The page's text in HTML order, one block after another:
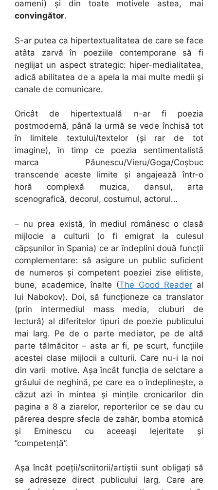
oameni) și din toate motivele astea, mai
convingător.
S-ar putea ca hipertextualitatea de care se face
atâta zarvă în poeziile contemporane să fi
neglijat un aspect strategic: hiper-medialitatea,
adică abilitatea de a apela la mai multe medii și
canale de comunicare.
Oricât de hipertextuală n-ar fi poezia
postmodernă, până la urmă se vede închisă tot
în limitele textului/textelor (și rar de tot
imagine), în timp ce poezia sentimentalistă
marca Păunescu/Vieru/Goga/Coșbuc
transcende aceste limite și angajează într-o
horă complexă muzica, dansul, arta
scenografică, decorul, costumul, actorul…
– nu prea există, în mediul românesc o clasă
mijlocie a culturii (o fi emigrat la culesul
căpșunilor în Spania) ce ar îndeplini două funcții
complementare: să asigure un public suficient
de numeros și competent poeziei zise elitiste,
bune, academice, înalte (The Good Reader al
lui Nabokov). Doi, să funcționeze ca translator
(prin intermediul mass media, cluburi de
lectură) al diferitelor tipuri de poezie publicului
mai larg. Pe de o parte mediator, pe de altă
parte tălmăcitor – asta ar fi, pe scurt, funcțiile
acestei clase mijlocii a culturii. Care nu-i la noi
din varii motive. Așa încât funcția de selctare a
grâului de neghină, pe care ea o îndeplinește, a
căzut azi în mintea și mințile cronicarilor din
pagina a 8 a ziarelor, reporterilor ce se dau cu
părerea despre sfecla de zahăr, bomba atomică
și Eminescu cu aceeași lejeritate și
”competență”.
Așa încât poeții/scriitorii/artiștii sunt obligați să
se adreseze direct publicului larg. Care are